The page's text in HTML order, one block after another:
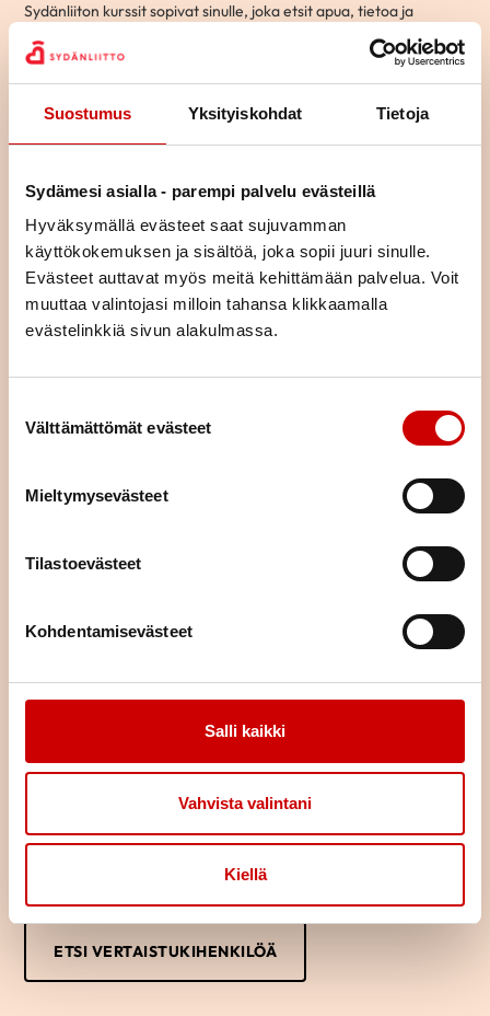
Suostumus Yksityiskohdat Tietoja
Sydämesi asialla - parempi palvelu evästeillä
Hyväksymällä evästeet saat sujuvamman
käyttökokemuksen ja sisältöä, joka sopii juuri sinulle.
Evästeet auttavat myös meitä kehittämään palvelua. Voit
muuttaa valintojasi milloin tahansa klikkaamalla
evästelinkkiä sivun alakulmassa.
Välttämättömät evästeet
Mieltymysevästeet
Tilastoevästeet
Kohdentamisevästeet
Salli kaikki
Vahvista valintani
Kiellä
Sydänliiton kurssit sopivat sinulle, joka etsit apua, tietoa ja
Ryhmämuotoisilla kursseillamme pääset tapaamaan toisia
samassa elämäntilanteessa olevia ja jakamaan kokemuksia
yhdessä tekemisen ja oppimisen kautta.
Osa kursseista on teemallisia kursseja, joissa käsitellään yhtä
Voit tulla kurssille yksin tai yhdessä puolisosi tai läheisesi kanssa.
Kurssimme ovat osallistujille maksuttomia. Voit hakeutua kaikille
kursseille asuinpaikastasi riippumatta.
KURSSIKALENTERI
Löydä oma tukijasi
Oletko sairastunut tai sairastuneen läheinen? Haluaisitko jutella
kokemuksistasi toisen samankaltaista kokeneen kanssa?
Usein saman kokenut osaa parhaiten tukea sydänsairastunutta
tai hänen läheistään ja auttaa jaksamaan arjessa. Kuka vaan voi
ETSI VERTAISTUKIHENKILÖÄ